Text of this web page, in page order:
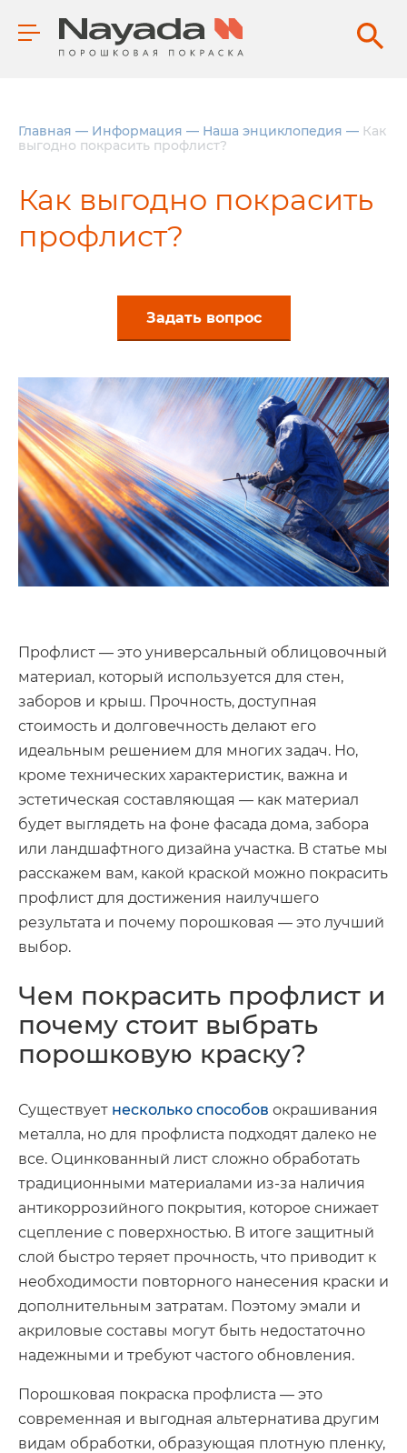
Главная — Информация — Наша энциклопедия — Как
выгодно покрасить профлист?
Как выгодно покрасить
профлист?
Задать вопрос
Профлист — это универсальный облицовочный
материал, который используется для стен,
заборов и крыш. Прочность, доступная
стоимость и долговечность делают его
идеальным решением для многих задач. Но,
кроме технических характеристик, важна и
эстетическая составляющая — как материал
будет выглядеть на фоне фасада дома, забора
или ландшафтного дизайна участка. В статье мы
расскажем вам, какой краской можно покрасить
профлист для достижения наилучшего
результата и почему порошковая — это лучший
выбор.
Чем покрасить профлист и
почему стоит выбрать
порошковую краску?
Существует несколько способов окрашивания
металла, но для профлиста подходят далеко не
все. Оцинкованный лист сложно обработать
традиционными материалами из-за наличия
антикоррозийного покрытия, которое снижает
сцепление с поверхностью. В итоге защитный
слой быстро теряет прочность, что приводит к
необходимости повторного нанесения краски и
дополнительным затратам. Поэтому эмали и
акриловые составы могут быть недостаточно
надежными и требуют частого обновления.
Порошковая покраска профлиста — это
современная и выгодная альтернатива другим
видам обработки, образующая плотную пленку,